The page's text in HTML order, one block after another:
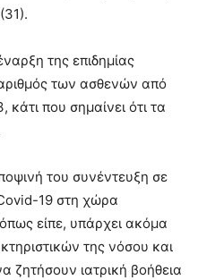
της επιδημίας
των ασθενών από
που σημαίνει ότι τα
του συνέντευξη σε
19 στη χώρα
όπως είπε, υπάρχει ακόμα
της νόσου και
ζητήσουν ιατρική βοήθεια